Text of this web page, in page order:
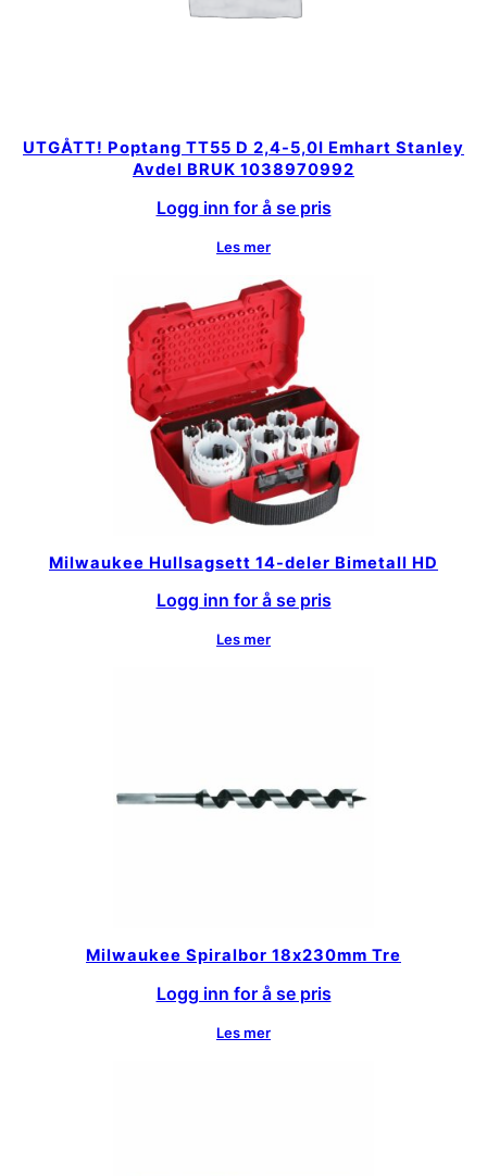
UTGÅTT! Poptang TT55 D 2,4-5,0I Emhart Stanley
Avdel BRUK 1038970992
Logg inn for å se pris
Les mer
Milwaukee Hullsagsett 14-deler Bimetall HD
Logg inn for å se pris
Les mer
Milwaukee Spiralbor 18x230mm Tre
Logg inn for å se pris
Les mer